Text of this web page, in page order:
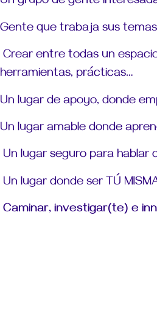
Gente que trabaja sus
Crear entre todas un
herramientas, prácticas…
Un lugar de apoyo, donde
Un lugar amable donde
Un lugar seguro para hablar
Un lugar donde ser TÚ
Caminar, investigar(te) e